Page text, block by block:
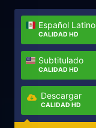
Español Latino
CALIDAD HD
Subtitulado
CALIDAD HD
Descargar
CALIDAD HD